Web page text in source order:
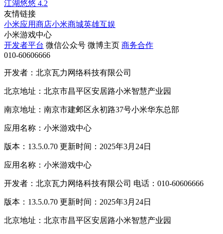
江湖悠悠 4.2
友情链接
小米应用商店小米商城英雄互娱
小米游戏中心
开发者平台 微信公众号 微博主页 商务合作
010-60606666
开发者：北京瓦力网络科技有限公司
北京地址：北京市昌平区安居路小米智慧产业园
南京地址：南京市建邺区永初路37号小米华东总部
应用名称：小米游戏中心
版本：13.5.0.70 更新时间：2025年3月24日
应用名称：小米游戏中心
开发者：北京瓦力网络科技有限公司 电话：010-60606666
版本：13.5.0.70 更新时间：2025年3月24日
北京地址：北京市昌平区安居路小米智慧产业园